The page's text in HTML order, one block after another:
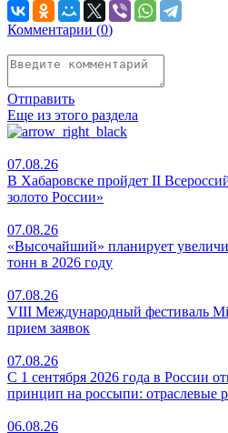
Комментарии (0)
Отправить
Еще из этого раздела
07.08.26
В Хабаровске пройдет II
золото России»
07.08.26
«Высочайший» планирует
тонн в 2026 году
07.08.26
VIII Международный фестиваль
прием заявок
07.08.26
С 1 сентября 2026 года в России
принцип на россыпи: отраслевые
06.08.26